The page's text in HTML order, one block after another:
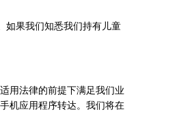
如果我们知悉我们持有儿童
用法律的前提下满足我们业
机应用程序转达。我们将在